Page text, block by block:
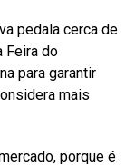
pedala cerca de
Feira do
para garantir
mais
porque é